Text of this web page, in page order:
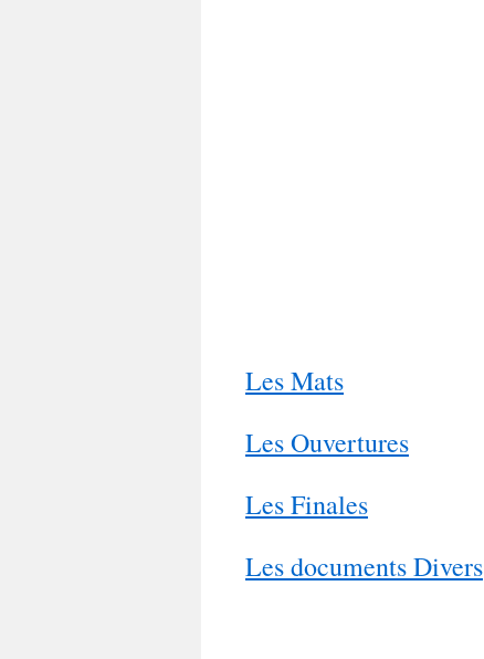
Les Mats
Les Ouvertures
Les Finales
Les documents Divers